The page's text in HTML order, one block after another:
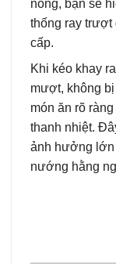
nóng, bạn sẽ
thống ray trượt
cấp.
Khi kéo khay
mượt, không
món ăn rõ
thanh nhiệt.
ảnh hưởng lớn
nướng hằng